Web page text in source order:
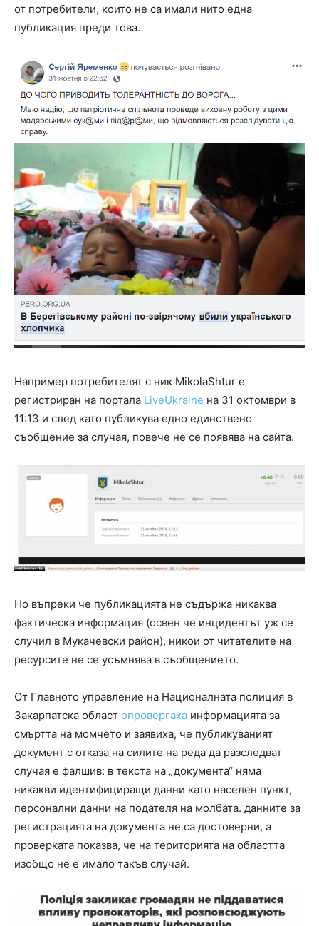
от потребители, които не са имали нито една
публикация преди това.
Например потребителят с ник MikolaShtur е
регистриран на портала LiveUkraine на 31 октомври в
11:13 и след като публикува едно единствено
съобщение за случая, повече не се появява на сайта.
Но въпреки че публикацията не съдържа никаква
фактическа информация (освен че инцидентът уж се
случил в Мукачевски район), никои от читателите на
ресурсите не се усъмнява в съобщението.
От Главното управление на Националната полиция в
Закарпатска област опровергаха информацията за
смъртта на момчето и заявиха, че публикуваният
документ с отказа на силите на реда да разследват
случая е фалшив: в текста на „документа“ няма
никакви идентифициращи данни като населен пункт,
персонални данни на подателя на молбата. данните за
регистрацията на документа не са достоверни, а
проверката показва, че на територията на областта
изобщо не е имало такъв случай.